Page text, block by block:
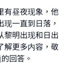
有昼夜现象，他
一直到日落，
黎明出现和日出
解更多内容，敬
回答。
as those who